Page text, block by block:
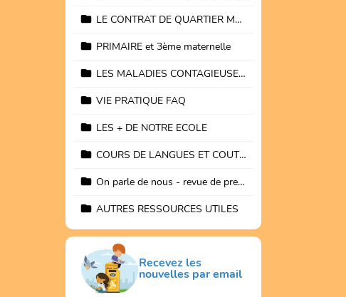
LE CONTRAT DE QUARTIER MAGRITTE activités et projets
PRIMAIRE et 3ème maternelle
LES MALADIES CONTAGIEUSES ET MEDICAMENTS
VIE PRATIQUE FAQ
LES + DE NOTRE ECOLE
COURS DE LANGUES ET COUTURE pour adultes à BREL
On parle de nous - revue de presse
AUTRES RESSOURCES UTILES
Recevez les
nouvelles par email